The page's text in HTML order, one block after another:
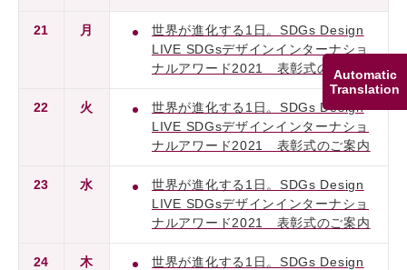
Automatic
Translation
21 月
世界が進化する1日。SDGs Design
LIVE SDGsデザインインターナショ
ナルアワード2021 表彰式のご案内
22 火
世界が進化する1日。SDGs Design
LIVE SDGsデザインインターナショ
ナルアワード2021 表彰式のご案内
23 水
世界が進化する1日。SDGs Design
LIVE SDGsデザインインターナショ
ナルアワード2021 表彰式のご案内
24 木
世界が進化する1日。SDGs Design